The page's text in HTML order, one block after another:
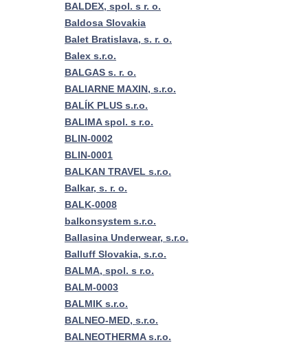
BALDEX, spol. s r. o.
Baldosa Slovakia
Balet Bratislava, s. r. o.
Balex s.r.o.
BALGAS s. r. o.
BALIARNE MAXIN, s.r.o.
BALÍK PLUS s.r.o.
BALIMA spol. s r.o.
BLIN-0002
BLIN-0001
BALKAN TRAVEL s.r.o.
Balkar, s. r. o.
BALK-0008
balkonsystem s.r.o.
Ballasina Underwear, s.r.o.
Balluff Slovakia, s.r.o.
BALMA, spol. s r.o.
BALM-0003
BALMIK s.r.o.
BALNEO-MED, s.r.o.
BALNEOTHERMA s.r.o.